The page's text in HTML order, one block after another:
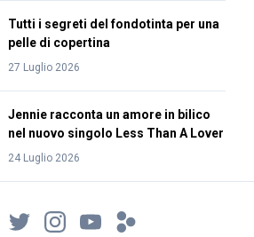
Tutti i segreti del fondotinta per una
pelle di copertina
27 Luglio 2026
Jennie racconta un amore in bilico
nel nuovo singolo Less Than A Lover
24 Luglio 2026